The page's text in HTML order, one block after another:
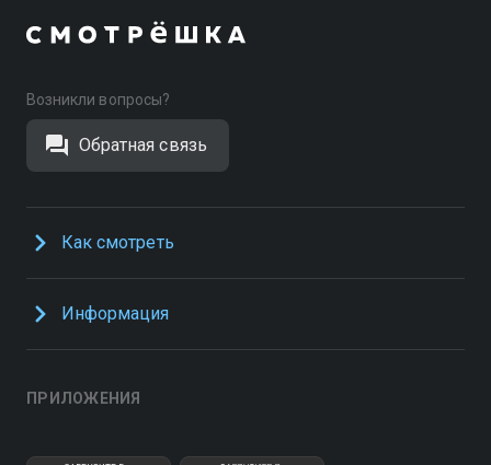
Возникли вопросы?
Обратная связь
Как смотреть
Информация
ПРИЛОЖЕНИЯ